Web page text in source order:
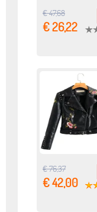
€ 47,68
€ 26,22
€ 76,37
€ 42,00